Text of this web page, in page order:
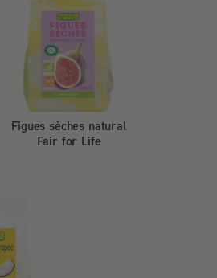
Figues sèches natural
Fair for Life